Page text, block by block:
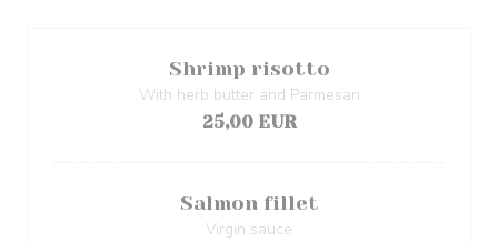
Shrimp risotto
With herb butter and Parmesan
25,00 EUR
Salmon fillet
Virgin sauce